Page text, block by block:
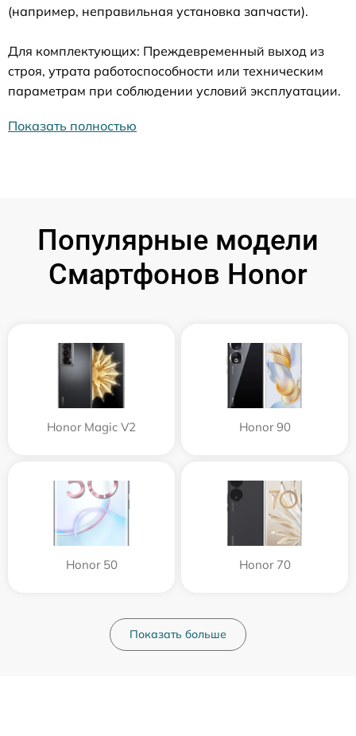
(например, неправильная установка запчасти).
Для комплектующих: Преждевременный выход из
строя, утрата работоспособности или техническим
параметрам при соблюдении условий эксплуатации.
Показать полностью
Популярные модели
Смартфонов Honor
Honor Magic V2 Honor 90
Honor 50 Honor 70
Показать больше